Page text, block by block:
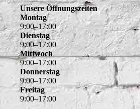
Unsere Öffnungszeiten
Montag
9:00–17:00
Dienstag
9:00–17:00
Mittwoch
9:00–17:00
Donnerstag
9:00–17:00
Freitag
9:00–17:00